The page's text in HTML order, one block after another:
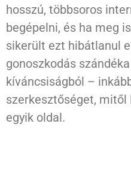
hosszú, többsoros
begépelni, és ha meg
sikerült ezt hibátlanul
gonoszkodás
kíváncsiságból –
szerkesztőséget,
egyik oldal.